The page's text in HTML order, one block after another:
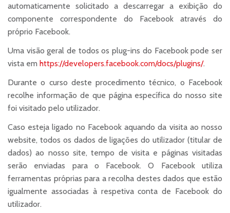
automaticamente solicitado a descarregar a exibição do
componente correspondente do Facebook através do
próprio Facebook.
Uma visão geral de todos os plug-ins do Facebook pode ser
vista em https://developers.facebook.com/docs/plugins/.
Durante o curso deste procedimento técnico, o Facebook
recolhe informação de que página específica do nosso site
foi visitado pelo utilizador.
Caso esteja ligado no Facebook aquando da visita ao nosso
website, todos os dados de ligações do utilizador (titular de
dados) ao nosso site, tempo de visita e páginas visitadas
serão enviadas para o Facebook. O Facebook utiliza
ferramentas próprias para a recolha destes dados que estão
igualmente associadas à respetiva conta de Facebook do
utilizador.